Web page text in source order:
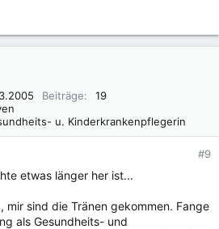
Beiträge
19
u. Kinderkrankenpflegerin
#9
etwas länger her ist...
mir sind die Tränen gekommen. Fange
als Gesundheits- und